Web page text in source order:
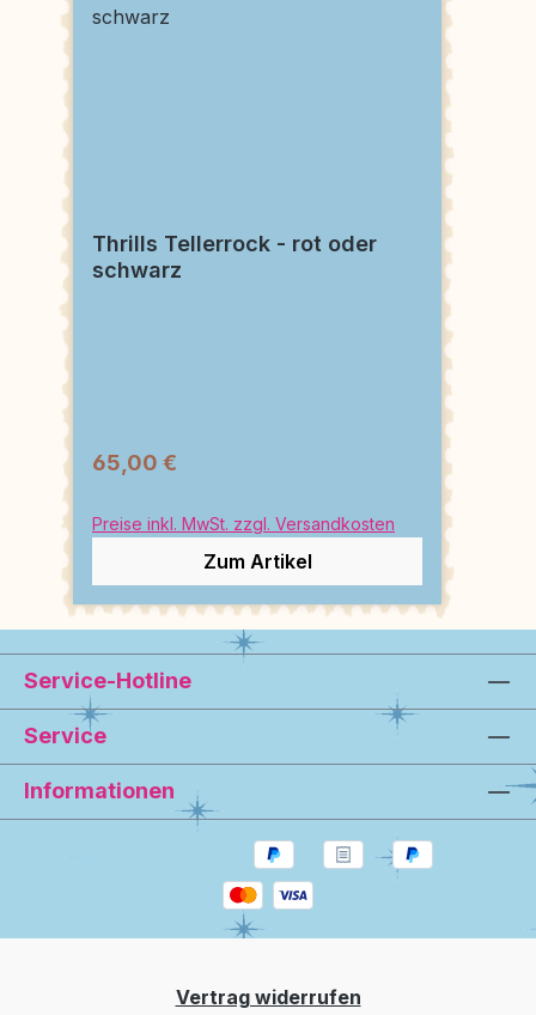
Thrills Tellerrock - rot oder
schwarz
65,00 €
Preise inkl. MwSt. zzgl. Versandkosten
Zum Artikel
Service-Hotline
Service
Informationen
Vertrag widerrufen